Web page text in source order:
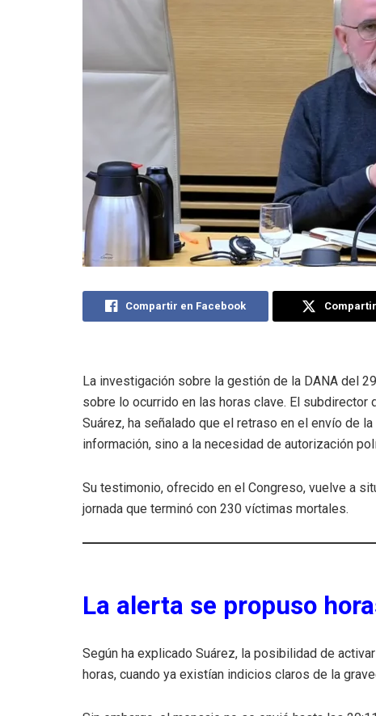
Compartir en Facebook
La investigación sobre la gestión de la DANA del
sobre lo ocurrido en las horas clave. El subdirector
Suárez, ha señalado que el retraso en el envío de
información, sino a la necesidad de autorización
Su testimonio, ofrecido en el Congreso, vuelve a
jornada que terminó con 230 víctimas mortales.
La alerta se propuso
Según ha explicado Suárez, la posibilidad de
horas, cuando ya existían indicios claros de la